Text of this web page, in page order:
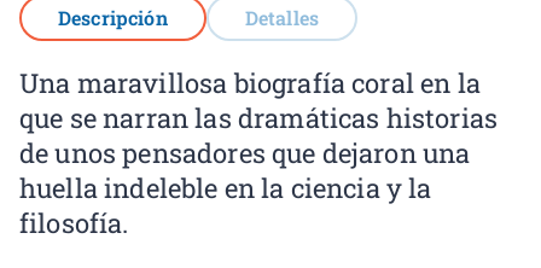
Descripción Detalles
Una maravillosa biografía coral en la
que se narran las dramáticas historias
de unos pensadores que dejaron una
huella indeleble en la ciencia y la
filosofía.